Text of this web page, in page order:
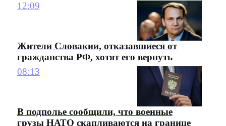
12:09
Жители Словакии, отказавшиеся от
гражданства РФ, хотят его вернуть
08:13
В подполье сообщили, что военные
грузы НАТО скапливаются на границе